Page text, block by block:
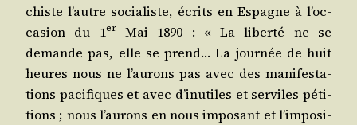
chiste l’autre socia­liste, écrits en Espagne à l’oc­
ca­sion du 1erMai 1890 : « La liber­té ne se
demande pas, elle se prend… La jour­née de huit
heures nous ne l’au­rons pas avec des mani­fes­ta­
tions paci­fiques et avec d’i­nu­tiles et ser­viles péti­
tions ; nous l’au­rons en nous impo­sant et l’im­po­si­